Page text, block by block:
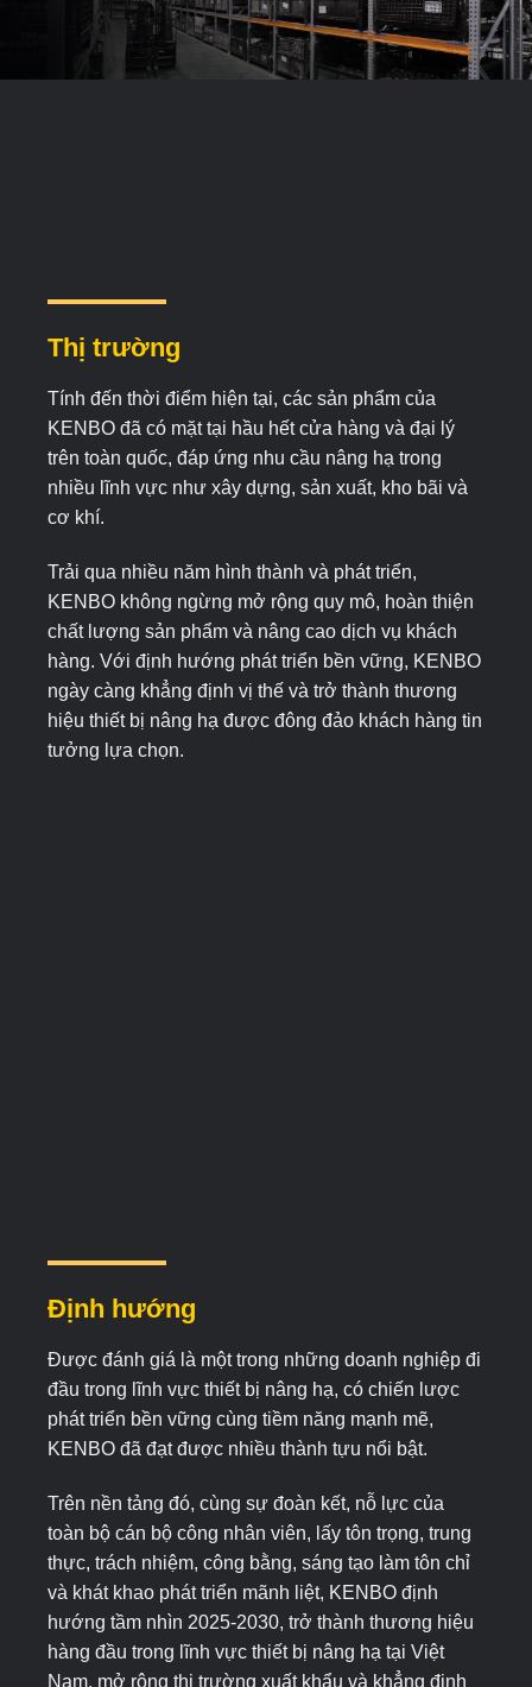
Thị trường
Tính đến thời điểm hiện tại, các sản phẩm của
KENBO đã có mặt tại hầu hết cửa hàng và đại lý
trên toàn quốc, đáp ứng nhu cầu nâng hạ trong
nhiều lĩnh vực như xây dựng, sản xuất, kho bãi và
cơ khí.
Trải qua nhiều năm hình thành và phát triển,
KENBO không ngừng mở rộng quy mô, hoàn thiện
chất lượng sản phẩm và nâng cao dịch vụ khách
hàng. Với định hướng phát triển bền vững, KENBO
ngày càng khẳng định vị thế và trở thành thương
hiệu thiết bị nâng hạ được đông đảo khách hàng tin
tưởng lựa chọn.
Định hướng
Được đánh giá là một trong những doanh nghiệp đi
đầu trong lĩnh vực thiết bị nâng hạ, có chiến lược
phát triển bền vững cùng tiềm năng mạnh mẽ,
KENBO đã đạt được nhiều thành tựu nổi bật.
Trên nền tảng đó, cùng sự đoàn kết, nỗ lực của
toàn bộ cán bộ công nhân viên, lấy tôn trọng, trung
thực, trách nhiệm, công bằng, sáng tạo làm tôn chỉ
và khát khao phát triển mãnh liệt, KENBO định
hướng tầm nhìn 2025-2030, trở thành thương hiệu
hàng đầu trong lĩnh vực thiết bị nâng hạ tại Việt
Nam, mở rộng thị trường xuất khẩu và khẳng định